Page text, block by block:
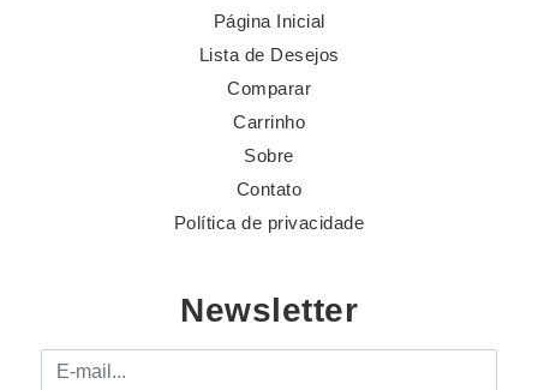
Página Inicial
Lista de Desejos
Comparar
Carrinho
Sobre
Contato
Política de privacidade
Newsletter
E-mail